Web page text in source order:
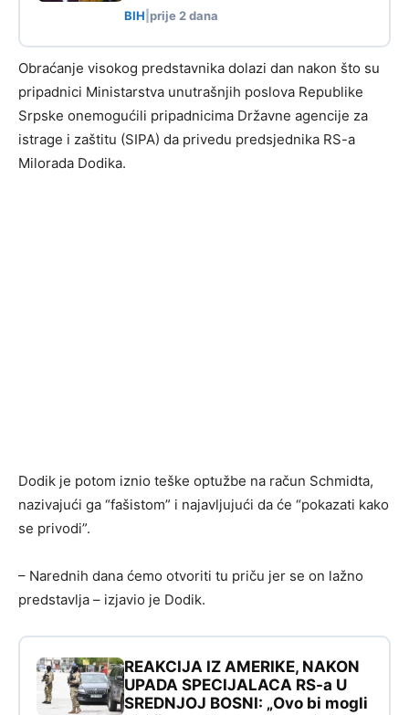
BIH prije 2 dana
Obraćanje visokog predstavnika dolazi dan nakon što su
pripadnici Ministarstva unutrašnjih poslova Republike
Srpske onemogućili pripadnicima Državne agencije za
istrage i zaštitu (SIPA) da privedu predsjednika RS-a
Milorada Dodika.
Dodik je potom iznio teške optužbe na račun Schmidta,
nazivajući ga “fašistom” i najavljujući da će “pokazati kako
se privodi”.
– Narednih dana ćemo otvoriti tu priču jer se on lažno
predstavlja – izjavio je Dodik.
REAKCIJA IZ AMERIKE, NAKON
UPADA SPECIJALACA RS-a U
SREDNJOJ BOSNI: „Ovo bi mogli